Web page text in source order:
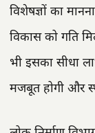
विशेषज्ञों का
विकास को गति
भी इसका सीधा
मजबूत होगी और